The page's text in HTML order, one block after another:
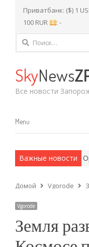
Приватбанк: ($) 1
100 RUR
: -
Найти:
SkyNews
Все новости
Menu
Menu
Важные новости
методы.
Домой Vgorode
Vgorode
Земля